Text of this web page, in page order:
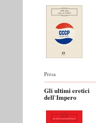
Presa
Gli ultimi eretici
dell`Impero